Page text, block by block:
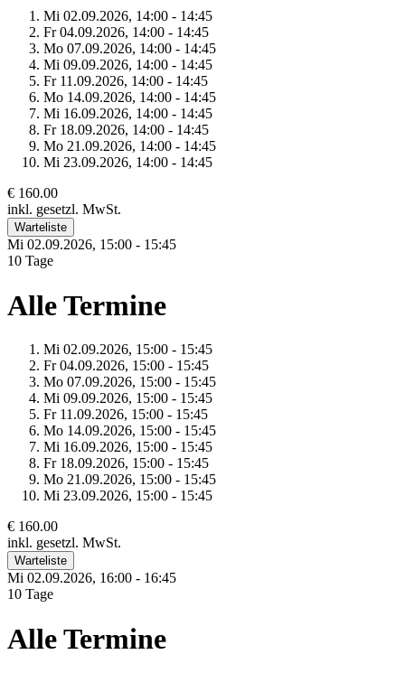
Mi 02.09.2026, 14:00 - 14:45
Fr 04.09.2026, 14:00 - 14:45
Mo 07.09.2026, 14:00 - 14:45
Mi 09.09.2026, 14:00 - 14:45
Fr 11.09.2026, 14:00 - 14:45
Mo 14.09.2026, 14:00 - 14:45
Mi 16.09.2026, 14:00 - 14:45
Fr 18.09.2026, 14:00 - 14:45
Mo 21.09.2026, 14:00 - 14:45
Mi 23.09.2026, 14:00 - 14:45
€ 160.00
inkl. gesetzl. MwSt.
Warteliste
Mi 02.09.2026, 15:00 - 15:45
10 Tage
Alle Termine
Mi 02.09.2026, 15:00 - 15:45
Fr 04.09.2026, 15:00 - 15:45
Mo 07.09.2026, 15:00 - 15:45
Mi 09.09.2026, 15:00 - 15:45
Fr 11.09.2026, 15:00 - 15:45
Mo 14.09.2026, 15:00 - 15:45
Mi 16.09.2026, 15:00 - 15:45
Fr 18.09.2026, 15:00 - 15:45
Mo 21.09.2026, 15:00 - 15:45
Mi 23.09.2026, 15:00 - 15:45
€ 160.00
inkl. gesetzl. MwSt.
Warteliste
Mi 02.09.2026, 16:00 - 16:45
10 Tage
Alle Termine